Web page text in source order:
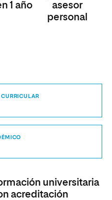
1 año
asesor
personal
universitaria
acreditación